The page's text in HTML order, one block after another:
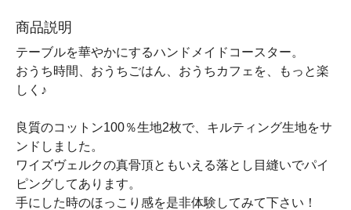
商品説明
テーブルを華やかにするハンドメイドコースター。
おうち時間、おうちごはん、おうちカフェを、もっと楽
しく♪
良質のコットン100％生地2枚で、キルティング生地をサ
ンドしました。
ワイズヴェルクの真骨頂ともいえる落とし目縫いでパイ
ピングしてあります。
手にした時のほっこり感を是非体験してみて下さい！